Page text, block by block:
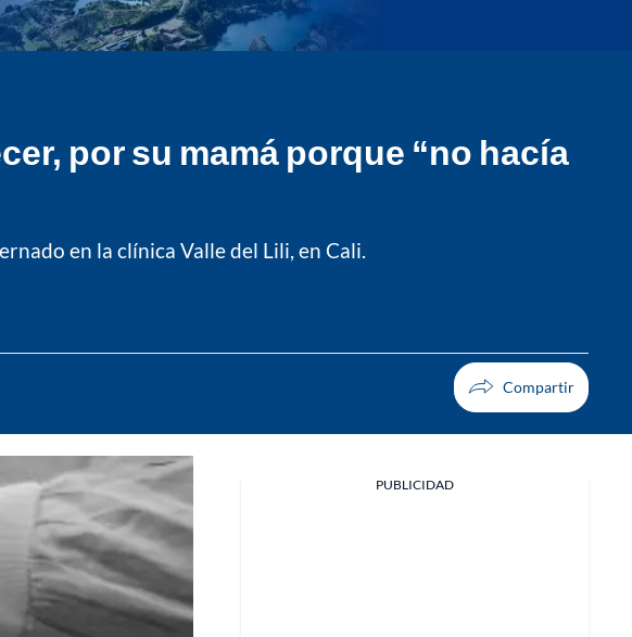
por su mamá porque “no hacía
en la clínica Valle del Lili, en Cali.
PUBLICIDAD